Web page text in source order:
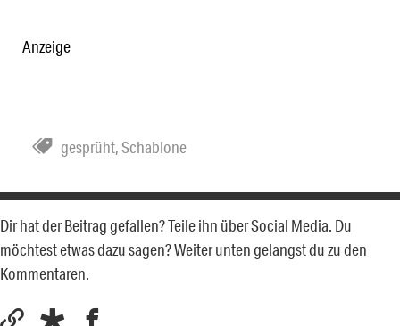
Anzeige
gesprüht,Schablone
Dir hat der Beitrag gefallen? Teile ihn über Social Media. Du
möchtest etwas dazu sagen? Weiter unten gelangst du zu den
Kommentaren.